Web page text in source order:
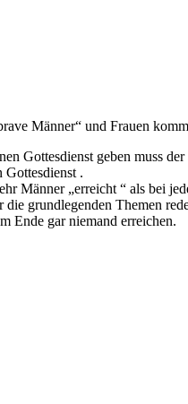
Männer“ und Frauen
Gottesdienst geben muss
.
Männer „erreicht “ als bei
grundlegenden Themen
Ende gar niemand erreichen.